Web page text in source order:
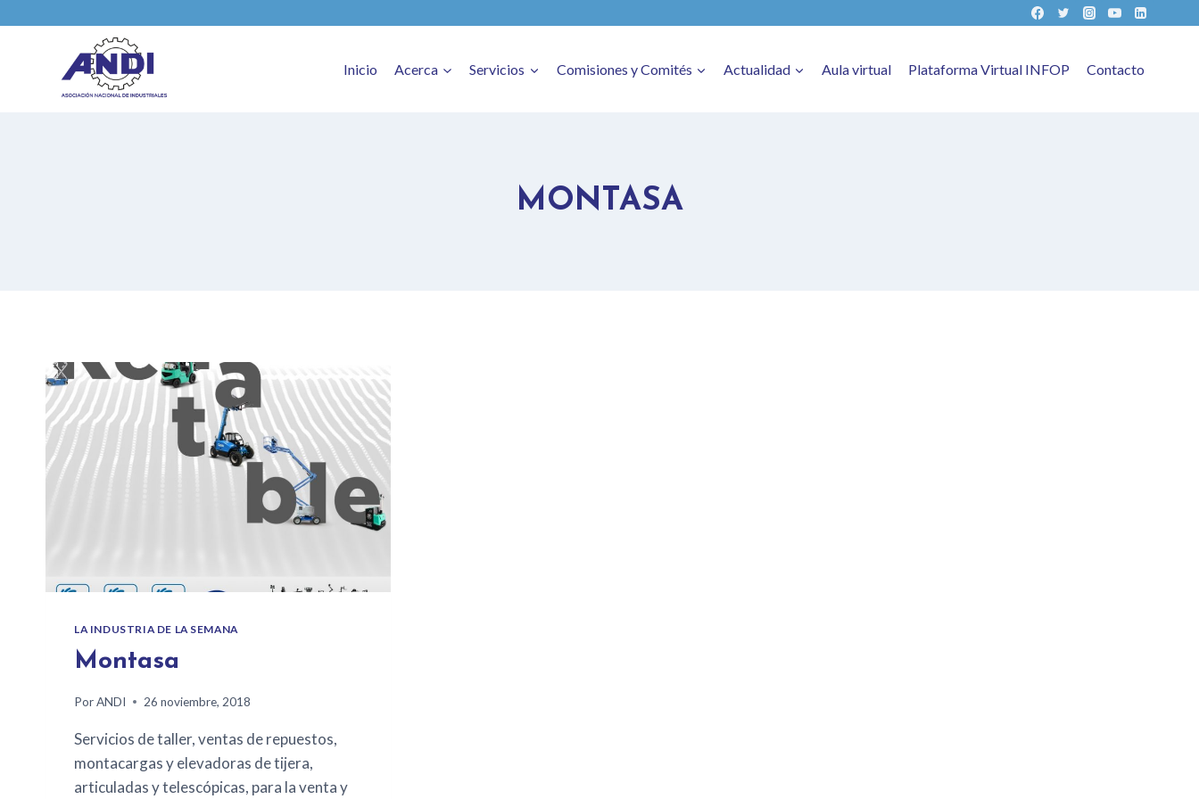
Inicio Acerca Servicios Comisiones y Comités Actualidad Aula virtual Plataforma Virtual INFOP Contacto
MONTASA
LA INDUSTRIA DE LA SEMANA
Montasa
PorANDI 26 noviembre, 2018
Servicios de taller, ventas de repuestos,
montacargas y elevadoras de tijera,
articuladas y telescópicas, para la venta y